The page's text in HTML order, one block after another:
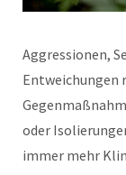
Aggressionen,
Entweichungen
oder
immer mehr